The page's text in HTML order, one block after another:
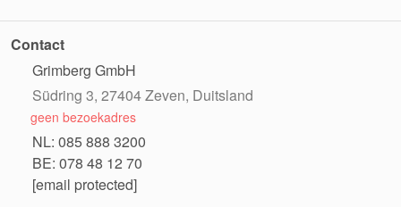
Contact
Grimberg GmbH
Südring 3, 27404 Zeven, Duitsland
geen bezoekadres
NL: 085 888 3200
BE: 078 48 12 70
[email protected]